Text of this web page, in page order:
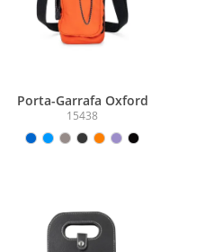
Porta-Garrafa Oxford
15438